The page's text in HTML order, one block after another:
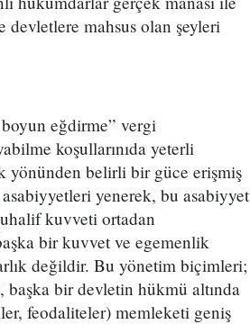
mahsus olan şeyleri
eğdirme” vergi
koşullarınıda yeterli
belirli bir güce erişmiş
asabiyyetleri yenerek, bu asabiyyet
kuvveti ortadan
bir kuvvet ve egemenlik
değildir. Bu yönetim biçimleri;
başka bir devletin hükmü altında
feodaliteler) memleketi geniş